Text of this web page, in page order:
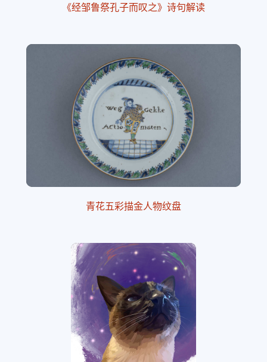
《经邹鲁祭孔子而叹之》诗句解读
青花五彩描金人物纹盘